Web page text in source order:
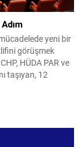
yeni bir
görüşmek
HÜDA PAR ve
taşıyan, 12
KCK’nın